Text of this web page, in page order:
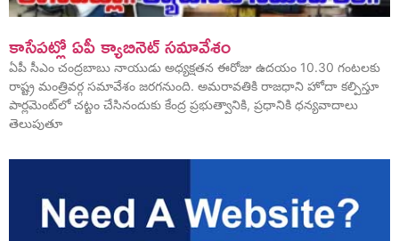
కాసేపట్లో ఏపీ క్యాబినెట్ సమావేశం
ఏపీ సీఎం చంద్రబాబు నాయుడు అధ్యక్షతన ఈరోజు ఉదయం 10.30 గంటలకు
రాష్ట్ర మంత్రివర్గ సమావేశం జరగనుంది. అమరావతికి రాజధాని హోదా కల్పిస్తూ
పార్లమెంట్‌లో చట్టం చేసినందుకు కేంద్ర ప్రభుత్వానికి, ప్రధానికి ధన్యవాదాలు
తెలుపుతూ